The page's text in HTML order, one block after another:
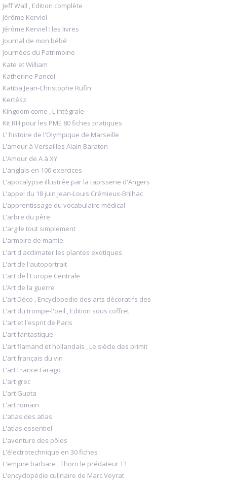
Jeff Wall , Edition complète
Jérôme Kerviel
Jérôme Kerviel : les livres
Journal de mon bébé
Journées du Patrimoine
Kate et William
Katherine Pancol
Katiba Jean-Christophe Rufin
Kertész
Kingdom come , L'intégrale
Kit RH pour les PME 80 fiches pratiques
L' histoire de l'Olympique de Marseille
L'amour à Versailles Alain Baraton
L'Amour de A à XY
L'anglais en 100 exercices
L'apocalypse illustrée par la tapisserie d'Angers
L'appel du 18 juin Jean-Louis Crémieux-Brilhac
L'apprentissage du vocabulaire médical
L'arbre du père
L'argile tout simplement
L'armoire de mamie
L'art d'acclimater les plantes exotiques
L'art de l'autoportrait
L'art de l'Europe Centrale
L'Art de la guerre
L'art Déco , Encyclopedie des arts décoratifs des
L'art du trompe-l'oeil , Edition sous coffret
L'art et l'esprit de Paris
L'art fantastique
L'art flamand et hollandais , Le siècle des primit
L'art français du vin
L'art France Farago
L'art grec
L'art Gupta
L'art romain
L'atlas des atlas
L'atlas essentiel
L'aventure des pôles
L'électrotechnique en 30 fiches
L'empire barbare , Thorn le prédateur T1
L'encyclopédie culinaire de Marc Veyrat